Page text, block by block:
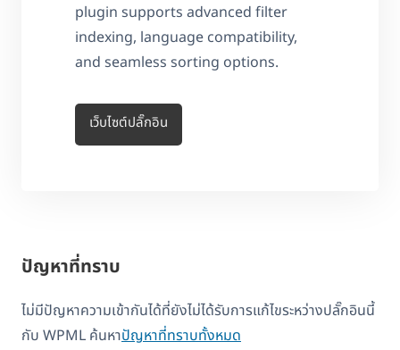
plugin supports advanced filter
indexing, language compatibility,
and seamless sorting options.
เว็บไซต์ปลั๊กอิน
ปัญหาที่ทราบ
ไม่มีปัญหาความเข้ากันได้ที่ยังไม่ได้รับการแก้ไขระหว่างปลั๊กอินนี้
กับ WPML ค้นหาปัญหาที่ทราบทั้งหมด